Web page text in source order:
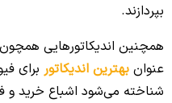
بپردازند.
عنوان بهترین اندیکاتور برای
شناخته می‌شود اشباع خرید و